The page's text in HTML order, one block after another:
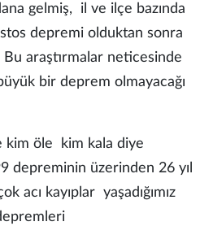
gelmiş, il ve ilçe bazında
depremi olduktan sonra
Bu araştırmalar neticesinde
bir deprem olmayacağı
kim öle kim kala diye
depreminin üzerinden 26 yıl
acı kayıplar yaşadığımız